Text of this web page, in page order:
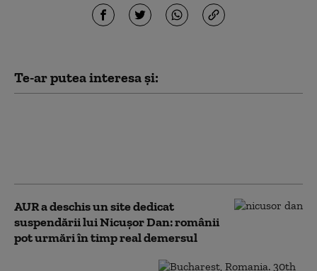
Te-ar putea interesa și:
AUR a deschis un site dedicat
suspendării lui Nicușor Dan: românii
pot urmări în timp real demersul